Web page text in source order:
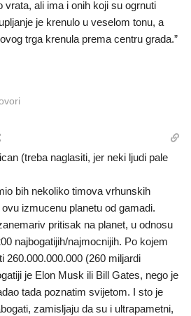
ali ima i onih koji su ogrnuti
je krenulo u veselom tonu, a
trga krenula prema centru grada.”
(treba naglasiti, jer neki ljudi pale
bih nekoliko timova vrhunskih
izmucenu planetu od gamadi.
pritisak na planet, u odnosu
najbogatijih/najmocnijih. Po kojem
260.000.000.000 (260 miljardi
je Elon Musk ili Bill Gates, nego je
tada poznatim svijetom. I sto je
zamisljaju da su i ultrapametni,